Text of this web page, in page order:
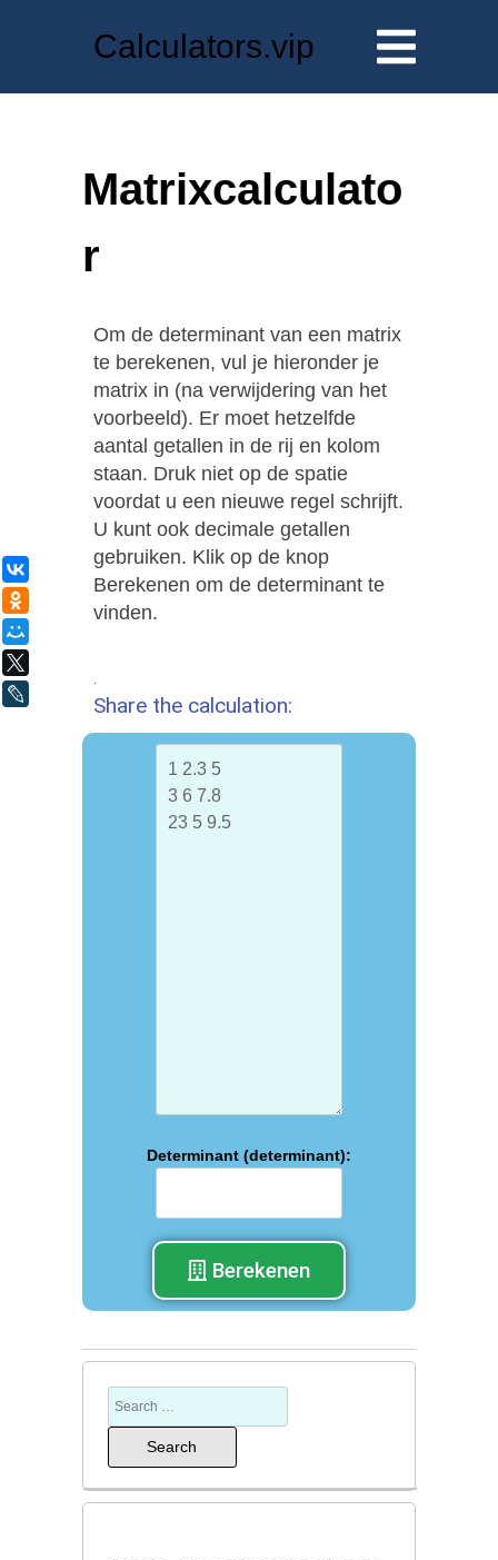
Calculators.vip
Matrixcalculato
r
Om de determinant van een matrix
te berekenen, vul je hieronder je
matrix in (na verwijdering van het
voorbeeld). Er moet hetzelfde
aantal getallen in de rij en kolom
staan. Druk niet op de spatie
voordat u een nieuwe regel schrijft.
U kunt ook decimale getallen
gebruiken. Klik op de knop
Berekenen om de determinant te
vinden.
Share the calculation:
Determinant (determinant):
Berekenen
ВКонтакте
LiveJournal